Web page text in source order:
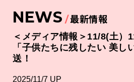
NEWS 最新情報
＜メディア情報＞11/8(土）
「子供たちに残したい 美し
送！
2025/11/7 UP